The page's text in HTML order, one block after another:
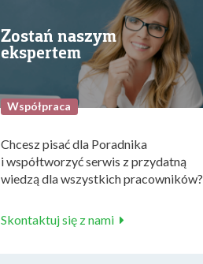
Zostań naszym
ekspertem
Współpraca
Chcesz pisać dla Poradnika
i współtworzyć serwis z przydatną
wiedzą dla wszystkich pracowników?
Skontaktuj się z nami